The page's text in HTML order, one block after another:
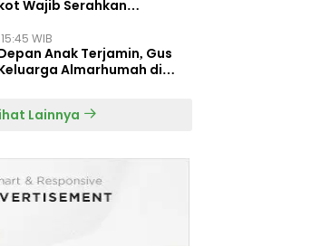
Wajib Serahkan
WIB
Anak Terjamin, Gus
Almarhumah di
Lainnya